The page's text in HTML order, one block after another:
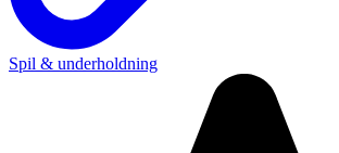
Spil & underholdning